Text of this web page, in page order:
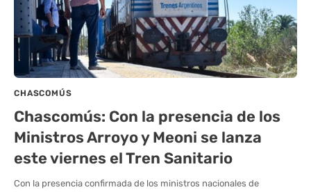
CHASCOMÚS
Chascomús: Con la presencia de los
Ministros Arroyo y Meoni se lanza
este viernes el Tren Sanitario
Con la presencia confirmada de los ministros nacionales de